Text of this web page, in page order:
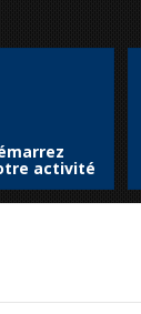
activité